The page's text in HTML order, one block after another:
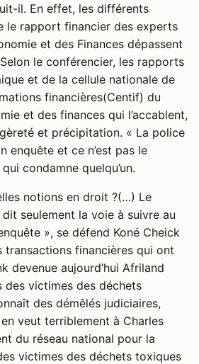
il. En effet, les différents
le rapport financier des experts
et des Finances dépassent
le conférencier, les rapports
et de la cellule nationale de
financières(Centif) du
et des finances qui l’accablent,
et précipitation. « La police
enquête et ce n’est pas le
condamne quelqu’un.
notions en droit ?(…) Le
seulement la voie à suivre au
», se défend Koné Cheick
transactions financières qui ont
devenue aujourd’hui Afriland
des victimes des déchets
des démêlés judiciaires,
veut terriblement à Charles
du réseau national pour la
victimes des déchets toxiques